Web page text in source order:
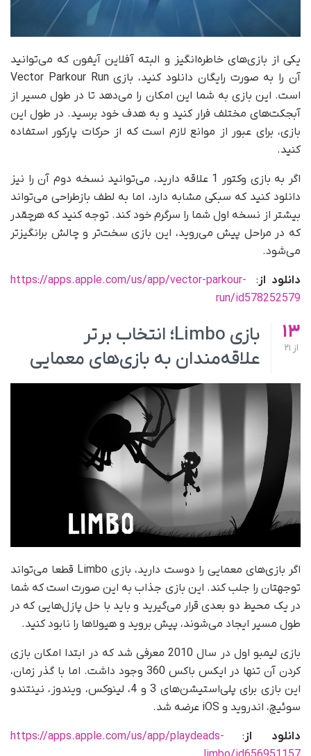
یکی از بازی‌های خاطره‌انگیز و البته آفلاین آیفون که می‌توانید
آن را به صورت رایگان دانلود کنید، بازی Vector Parkour Run
است. این بازی به شما این امکان را می‌دهد تا در طول مسیر از
آبجکت‌های مختلف فرار کنید و به هدف خود برسید. در طول این
بازی، برای عبور از موانع لازم است که از حرکات پارکور استفاده
کنید.
اگر به بازی وکتور 1 علاقه دارید، می‌توانید نسخه دوم آن را نیز
دانلود کنید که سبکی مشابه دارد، اما به لطف بازطراحی می‌تواند
بیشتر از نسخه اول شما را سرگرم خود کند. توجه کنید که هرچقدر
که در مراحل پیش می‌روید، این بازی سخت‌تر و چالش برانگیزتر
می‌شود.
دانلود از:
https://apps.apple.com/us/app/vector-parkour-
run/id578252579
13
از
بازی Limbo؛ انتخاب برتر
علاقه‌مندان به بازی‌های معمایی
اگر بازی‌های معمایی را دوست دارید، بازی Limbo قطعا می‌تواند
توجهتان را جلب کند. این بازی جذاب به این صورت است که شما
در یک محیط دو بعدی قرار می‌گیرید و باید با حل پازل‌هایی که در
طول مسیر ایجاد می‌شوند، پیش بروید و هیولاها را نابود کنید.
بازی لیمبو اول در سال 2010 معرفی شد که در ابتدا امکان بازی
کردن آن تنها در ایکس باکس 360 وجود داشت. اما با گذر زمان،
این بازی برای پلی‌استیشن‌های 3 و 4، لینوکس، ویندوز، نینتندو
سوئیچ، اندروید و iOS عرضه شد.
دانلود از :
https://apps.apple.com/us/app/playdeads-